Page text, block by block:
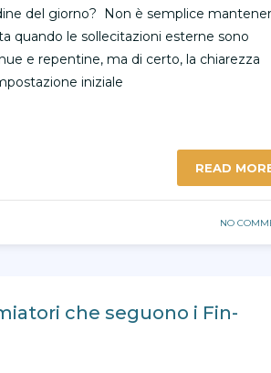
del giorno? Non è semplice
quando le sollecitazioni esterne sono
e repentine, ma di certo, la chiarezza
iniziale
READ
NO
che seguono i Fin-